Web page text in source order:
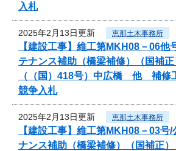
入札
2025年2月13日更新 恵那土木事務所
【建設工事】維工第MKH08－06
テナンス補助（橋梁補修）（国補正
（（国）418号）中広橋 他 補修
競争入札
2025年2月13日更新 恵那土木事務所
【建設工事】維工第MKH08－03
ナンス補助（橋梁補修）（国補正）